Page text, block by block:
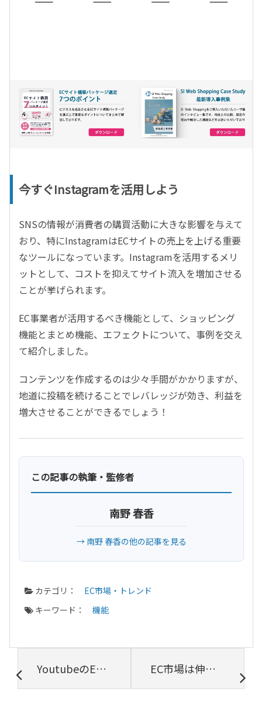
今すぐInstagramを活用しよう
SNSの情報が消費者の購買活動に大きな影響を与えて
おり、特にInstagramはECサイトの売上を上げる重要
なツールになっています。Instagramを活用するメリ
ットとして、コストを抑えてサイト流入を増加させる
ことが挙げられます。
EC事業者が活用するべき機能として、ショッピング
機能とまとめ機能、エフェクトについて、事例を交え
て紹介しました。
コンテンツを作成するのは少々手間がかかりますが、
地道に投稿を続けることでレバレッジが効き、利益を
増大させることができるでしょう！
この記事の執筆・監修者
南野 春香
→ 南野 春香の他の記事を見る
カテゴリ：
EC市場・トレンド
キーワード：
機能
YoutubeのEC機能「ショッパブル広告」とは？活用方法について解説 EC市場は伸びている！2022年最新の規模・動向から定義まで解説